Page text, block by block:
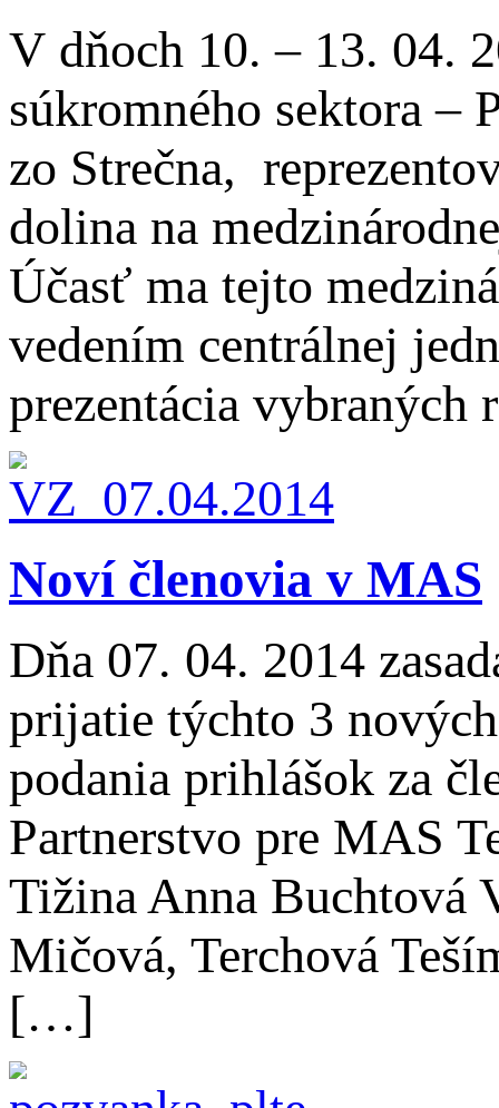
V dňoch 10. – 13. 04.
súkromného sektora –
zo Strečna,
dolina na
Účasť ma tejto
vedením centrálnej
prezentácia
Noví členovia v MAS
Dňa 07. 04. 2014
prijatie týchto 3
podania prihlášok za
Partnerstvo pre MAS
Tižina Anna Buchtová
Mičová, Terchová
[…]